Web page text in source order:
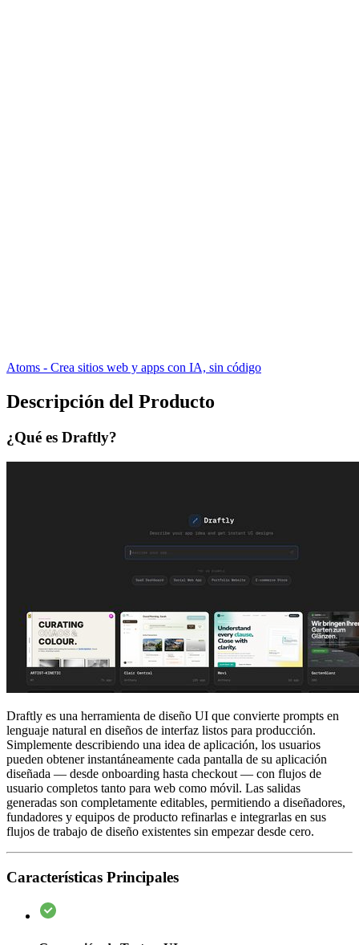
Atoms - Crea sitios web y apps con IA, sin código
Descripción del Producto
¿Qué es Draftly?
Draftly es una herramienta de diseño UI que convierte prompts en
lenguaje natural en diseños de interfaz listos para producción.
Simplemente describiendo una idea de aplicación, los usuarios
pueden obtener instantáneamente cada pantalla de su aplicación
diseñada — desde onboarding hasta checkout — con flujos de
usuario completos tanto para web como móvil. Las salidas
generadas son completamente editables, permitiendo a diseñadores,
fundadores y equipos de producto refinarlas e integrarlas en sus
flujos de trabajo de diseño existentes sin empezar desde cero.
Características Principales